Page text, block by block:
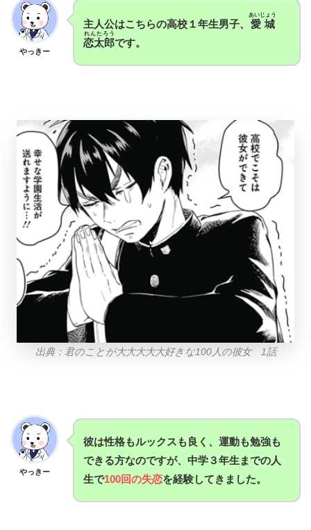
やっきー
主人公はこちらの高校１年生男子、 愛城
あいじょう
恋太郎
れんたろう
です。
出典：君のことが大大大大大好きな100人の彼女 1話
やっきー
彼は性格もルックスも良く、運動も勉強も
できる方なのですが、中学３年生までの人
生で100回の失恋を経験してきました。